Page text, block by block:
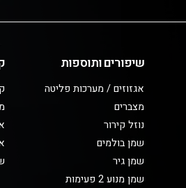
שיפורים ותוספות
אגזוזים / מערכות פליטה
מצברים
נוזל קירור
שמן בולמים
שמן גיר
שמן מנוע 2 פעימות